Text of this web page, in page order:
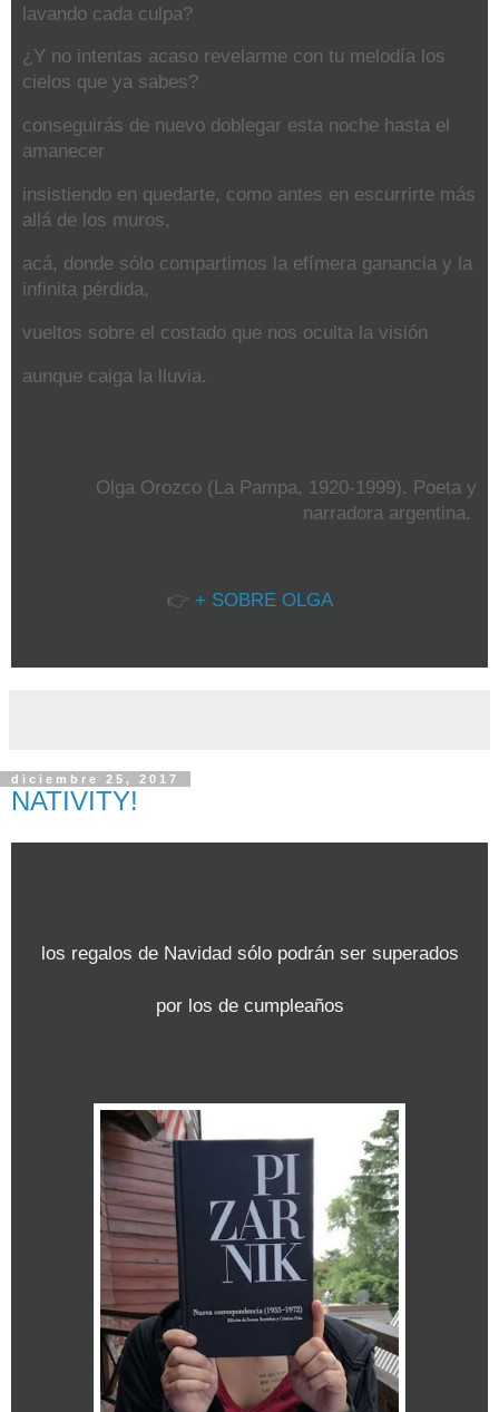
lavando cada culpa?
¿Y no intentas acaso revelarme con tu melodía los
cielos que ya sabes?
conseguirás de nuevo doblegar esta noche hasta el
amanecer
insistiendo en quedarte, como antes en escurrirte más
allá de los muros,
acá, donde sólo compartimos la efímera ganancia y la
infinita pérdida,
vueltos sobre el costado que nos oculta la visión
aunque caiga la lluvia.
Olga Orozco (La Pampa, 1920-1999). Poeta y
narradora argentina.
👉 + SOBRE OLGA
diciembre 25, 2017
NATIVITY!
los regalos de Navidad sólo podrán ser superados
por los de cumpleaños